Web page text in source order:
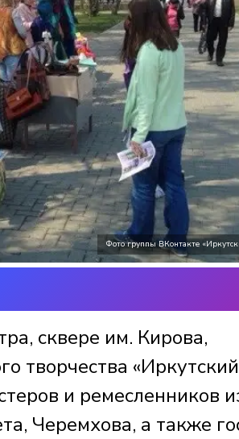
Фото группы ВКонтакте
сквере им. Кирова,
творчества «Иркутский
и ремесленников
Черемхова, а также